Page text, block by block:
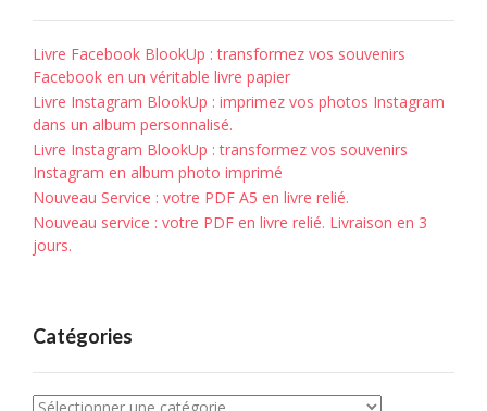
Livre Facebook BlookUp : transformez vos souvenirs
Facebook en un véritable livre papier
Livre Instagram BlookUp : imprimez vos photos Instagram
dans un album personnalisé.
Livre Instagram BlookUp : transformez vos souvenirs
Instagram en album photo imprimé
Nouveau Service : votre PDF A5 en livre relié.
Nouveau service : votre PDF en livre relié. Livraison en 3
jours.
Catégories
Catégories